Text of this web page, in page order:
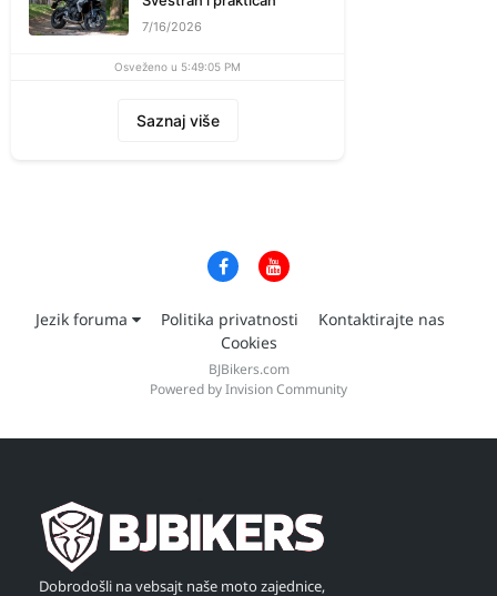
7/16/2026
Osveženo u 5:49:05 PM
Saznaj više
Jezik foruma Politika privatnosti
Kontaktirajte nas
Cookies
BJBikers.com
Powered by Invision Community
Dobrodošli na vebsajt naše moto zajednice,